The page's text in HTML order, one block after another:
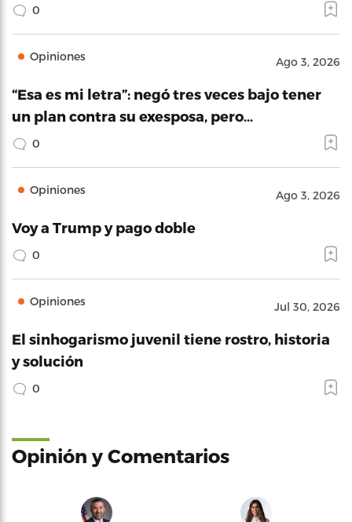
0
Opiniones Ago 3, 2026
“Esa es mi letra”: negó tres veces bajo tener
un plan contra su exesposa, pero…
0
Opiniones Ago 3, 2026
Voy a Trump y pago doble
0
Opiniones Jul 30, 2026
El sinhogarismo juvenil tiene rostro, historia
y solución
0
Opinión y Comentarios